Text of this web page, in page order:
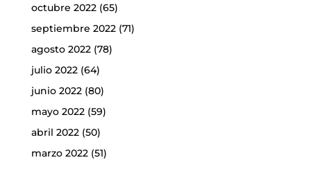
octubre 2022(65)
septiembre 2022(71)
agosto 2022(78)
julio 2022(64)
junio 2022(80)
mayo 2022(59)
abril 2022(50)
marzo 2022(51)